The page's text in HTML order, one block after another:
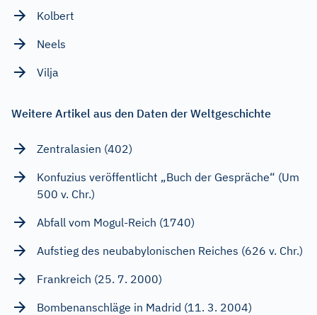
Kolbert
Neels
Vilja
Weitere Artikel aus den Daten der Weltgeschichte
Zentralasien (402)
Konfuzius veröffentlicht „Buch der Gespräche“ (Um
500 v. Chr.)
Abfall vom Mogul-Reich (1740)
Aufstieg des neubabylonischen Reiches (626 v. Chr.)
Frankreich (25. 7. 2000)
Bombenanschläge in Madrid (11. 3. 2004)